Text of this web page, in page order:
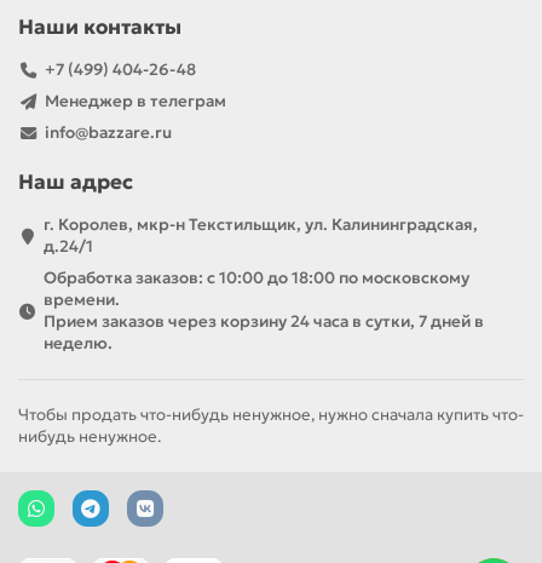
Наши контакты
+7 (499) 404-26-48
Менеджер в телеграм
info@bazzare.ru
Наш адрес
г. Королев, мкр-н Текстильщик, ул. Калининградская,
д.24/1
Обработка заказов: с 10:00 до 18:00 по московскому
времени.
Прием заказов через корзину 24 часа в сутки, 7 дней в
неделю.
Чтобы продать что-нибудь ненужное, нужно сначала купить что-
нибудь ненужное.